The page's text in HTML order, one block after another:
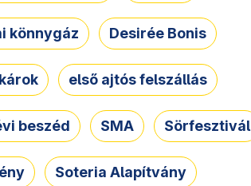
könnygáz Desirée Bonis
első ajtós felszállás
beszéd SMA Sörfesztivál
Soteria Alapítvány